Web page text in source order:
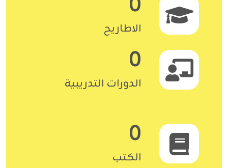
الاطاريح
0
الدورات التدريبية
0
الكتب